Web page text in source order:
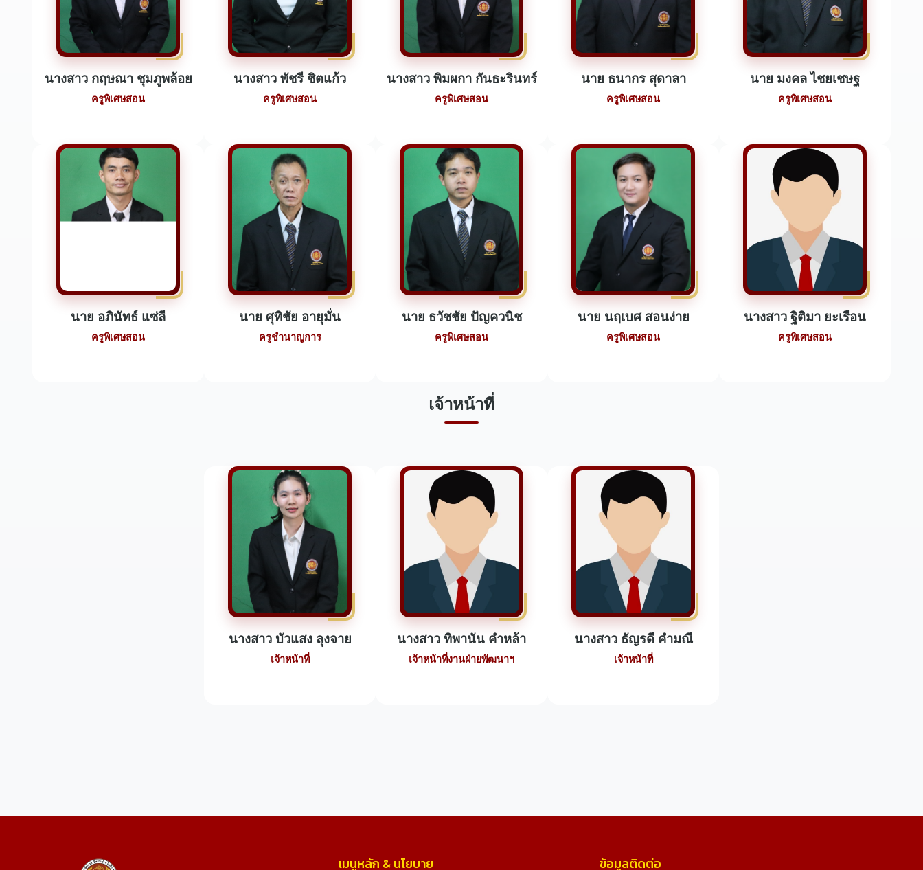
นางสาว กฤษณา ชุมภูพล้อย
ครูพิเศษสอน
นางสาว พัชรี ชิตแก้ว
ครูพิเศษสอน
นางสาว พิมผกา กันธะรินทร์
ครูพิเศษสอน
นาย ธนากร สุดาลา
ครูพิเศษสอน
นาย มงคล ไชยเชษฐ
ครูพิเศษสอน
นาย อภินัทธ์ แซ่ลี
ครูพิเศษสอน
นาย ศุทิชัย อายุมั่น
ครูชำนาญการ
นาย ธวัชชัย ปัญควนิช
ครูพิเศษสอน
นาย นฤเบศ สอนง่าย
ครูพิเศษสอน
นางสาว ฐิติมา ยะเรือน
ครูพิเศษสอน
เจ้าหน้าที่
นางสาว บัวแสง ลุงจาย
เจ้าหน้าที่
นางสาว ทิพานัน คำหล้า
เจ้าหน้าที่งานฝ่ายพัฒนาฯ
นางสาว ธัญรดี คำมณี
เจ้าหน้าที่
เมนูหลัก & นโยบาย ข้อมูลติดต่อ